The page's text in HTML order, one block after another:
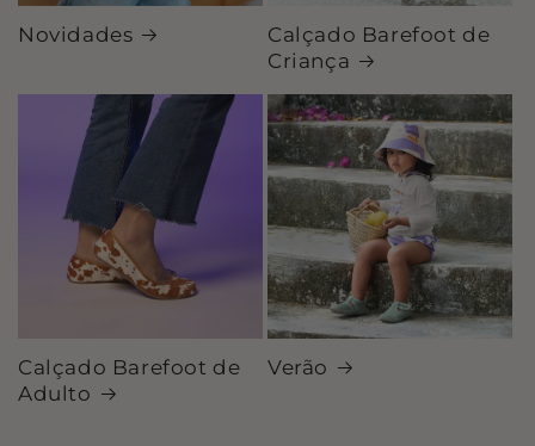
Novidades
Calçado Barefoot de
Criança
Calçado Barefoot de
Adulto
Verão